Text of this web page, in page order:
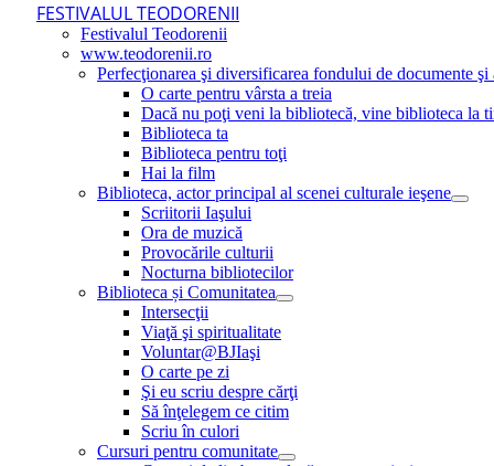
FESTIVALUL TEODORENII
Festivalul Teodorenii
www.teodorenii.ro
Perfecţionarea şi diversificarea fondului de documente
O carte pentru vârsta a treia
Dacă nu poţi veni la bibliotecă, vine biblioteca la
Biblioteca ta
Biblioteca pentru toţi
Hai la film
Biblioteca, actor principal al scenei culturale ieşene
Scriitorii Iaşului
Ora de muzică
Provocările culturii
Nocturna bibliotecilor
Biblioteca și Comunitatea
Intersecţii
Viaţă şi spiritualitate
Voluntar@BJIaşi
O carte pe zi
Şi eu scriu despre cărţi
Să înţelegem ce citim
Scriu în culori
Cursuri pentru comunitate